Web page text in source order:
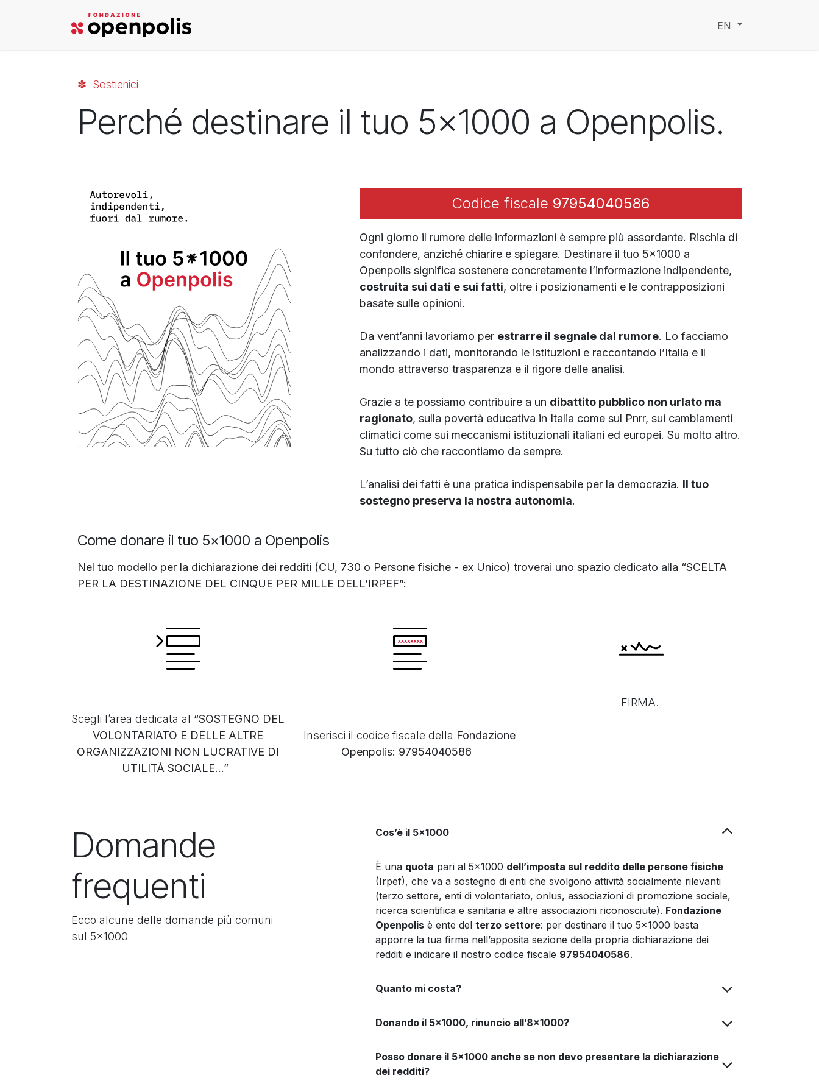
EN
✽ Sostienici
Perché destinare il tuo 5x1000 a Openpolis.
Codice fiscale 97954040586
Ogni giorno il rumore delle informazioni è sempre più assordante. Rischia di
confondere, anziché chiarire e spiegare. Destinare il tuo 5x1000 a
Openpolis significa sostenere concretamente l’informazione indipendente,
costruita sui dati e sui fatti, oltre i posizionamenti e le contrapposizioni
basate sulle opinioni.
Da vent’anni lavoriamo per estrarre il segnale dal rumore. Lo facciamo
analizzando i dati, monitorando le istituzioni e raccontando l’Italia e il
mondo attraverso trasparenza e il rigore delle analisi.
Grazie a te possiamo contribuire a un dibattito pubblico non urlato ma
ragionato, sulla povertà educativa in Italia come sul Pnrr, sui cambiamenti
climatici come sui meccanismi istituzionali italiani ed europei. Su molto altro.
Su tutto ciò che raccontiamo da sempre.
L’analisi dei fatti è una pratica indispensabile per la democrazia. Il tuo
sostegno preserva la nostra autonomia.
Come donare il tuo 5x1000 a Openpolis
Nel tuo modello per la dichiarazione dei redditi (CU, 730 o Persone fisiche - ex Unico) troverai uno spazio dedicato alla “SCELTA
PER LA DESTINAZIONE DEL CINQUE PER MILLE DELL’IRPEF”:
Scegli l’area dedicata al “SOSTEGNO DEL
VOLONTARIATO E DELLE ALTRE
ORGANIZZAZIONI NON LUCRATIVE DI
UTILITÀ SOCIALE...”
Inserisci il codice fiscale della Fondazione
Openpolis: 97954040586
FIRMA.
Domande
frequenti
Ecco alcune delle domande più comuni
sul 5x1000
Cos’è il 5x1000
È una quota pari al 5x1000 dell’imposta sul reddito delle persone fisiche
(Irpef), che va a sostegno di enti che svolgono attività socialmente rilevanti
(terzo settore, enti di volontariato, onlus, associazioni di promozione sociale,
ricerca scientifica e sanitaria e altre associazioni riconosciute). Fondazione
Openpolis è ente del terzo settore: per destinare il tuo 5x1000 basta
apporre la tua firma nell’apposita sezione della propria dichiarazione dei
redditi e indicare il nostro codice fiscale 97954040586.
Quanto mi costa?
Donando il 5x1000, rinuncio all’8x1000?
Posso donare il 5x1000 anche se non devo presentare la dichiarazione
dei redditi?